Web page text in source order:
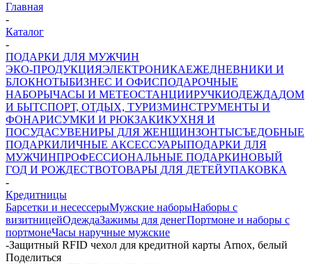
Главная
-
Каталог
-
ПОДАРКИ ДЛЯ МУЖЧИН
ЭКО-ПРОДУКЦИЯЭЛЕКТРОНИКАЕЖЕДНЕВНИКИ И
БЛОКНОТЫБИЗНЕС И ОФИСПОДАРОЧНЫЕ
НАБОРЫЧАСЫ И МЕТЕОСТАНЦИИРУЧКИОДЕЖДАДОМ
И БЫТСПОРТ, ОТДЫХ, ТУРИЗМИНСТРУМЕНТЫ И
ФОНАРИСУМКИ И РЮКЗАКИКУХНЯ И
ПОСУДАСУВЕНИРЫ ДЛЯ ЖЕНЩИНЗОНТЫСЪЕДОБНЫЕ
ПОДАРКИЛИЧНЫЕ АКСЕССУАРЫПОДАРКИ ДЛЯ
МУЖЧИНПРОФЕССИОНАЛЬНЫЕ ПОДАРКИНОВЫЙ
ГОД И РОЖДЕСТВОТОВАРЫ ДЛЯ ДЕТЕЙУПАКОВКА
-
Кредитницы
Барсетки и несессерыМужские наборыНаборы с
визитницейОдеждаЗажимы для денегПортмоне и наборы с
портмонеЧасы наручные мужские
-Защитный RFID чехол для кредитной карты Arnox, белый
Поделиться